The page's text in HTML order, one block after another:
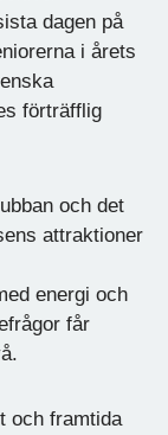
dagen på
i årets
förträfflig
och det
attraktioner
energi och
får
och framtida